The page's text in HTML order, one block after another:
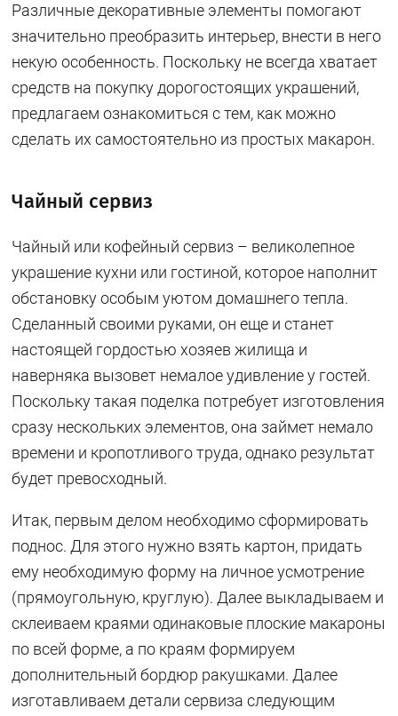
Различные декоративные элементы помогают
значительно преобразить интерьер, внести в него
некую особенность. Поскольку не всегда хватает
средств на покупку дорогостоящих украшений,
предлагаем ознакомиться с тем, как можно
сделать их самостоятельно из простых макарон.
Чайный сервиз
Чайный или кофейный сервиз – великолепное
украшение кухни или гостиной, которое наполнит
обстановку особым уютом домашнего тепла.
Сделанный своими руками, он еще и станет
настоящей гордостью хозяев жилища и
наверняка вызовет немалое удивление у гостей.
Поскольку такая поделка потребует изготовления
сразу нескольких элементов, она займет немало
времени и кропотливого труда, однако результат
будет превосходный.
Итак, первым делом необходимо сформировать
поднос. Для этого нужно взять картон, придать
ему необходимую форму на личное усмотрение
(прямоугольную, круглую). Далее выкладываем и
склеиваем краями одинаковые плоские макароны
по всей форме, а по краям формируем
дополнительный бордюр ракушками. Далее
изготавливаем детали сервиза следующим